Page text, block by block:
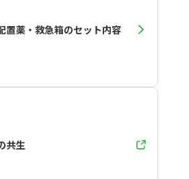
置薬・救急箱のセット内容
共生